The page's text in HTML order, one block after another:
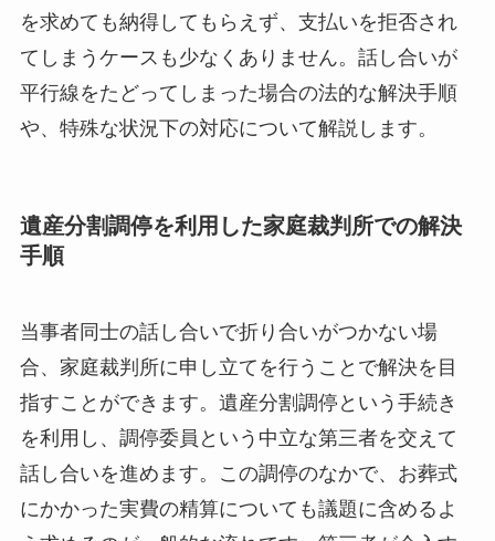
を求めても納得してもらえず、支払いを拒否され
てしまうケースも少なくありません。話し合いが
平行線をたどってしまった場合の法的な解決手順
や、特殊な状況下の対応について解説します。
遺産分割調停を利用した家庭裁判所での解決
手順
当事者同士の話し合いで折り合いがつかない場
合、家庭裁判所に申し立てを行うことで解決を目
指すことができます。遺産分割調停という手続き
を利用し、調停委員という中立な第三者を交えて
話し合いを進めます。この調停のなかで、お葬式
にかかった実費の精算についても議題に含めるよ